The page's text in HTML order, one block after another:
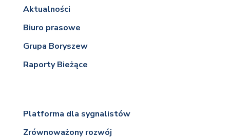
Aktualności
Biuro prasowe
Grupa Boryszew
Raporty Bieżące
Platforma dla sygnalistów
Zrównoważony rozwój